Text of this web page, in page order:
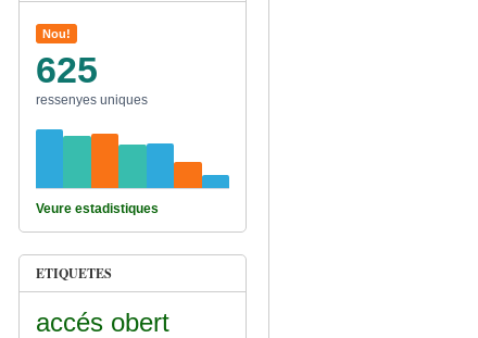
Nou!
625
ressenyes uniques
Veure estadistiques
ETIQUETES
accés obert